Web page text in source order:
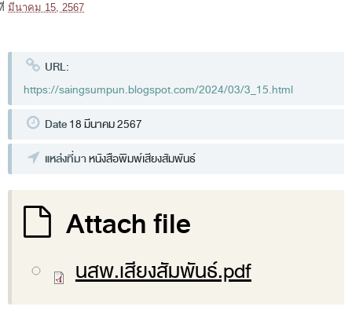
มีนาคม 15, 2567
URL:
https://saingsumpun.blogspot.com/2024/03/3_15.html
Date18 มีนาคม 2567
แหล่งที่มาหนังสือพิมพ์เสียงสัมพันธ์
Attach file
นสพ.เสียงสัมพันธ์.pdf